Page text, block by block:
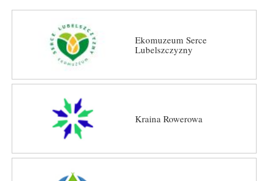
Ekomuzeum Serce
Lubelszczyzny
Kraina Rowerowa